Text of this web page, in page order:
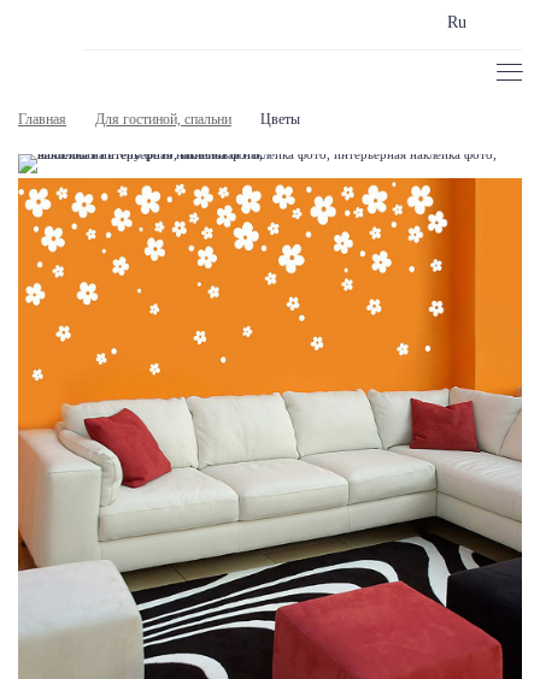
Ru
Главная Для гостиной, спальни Цветы